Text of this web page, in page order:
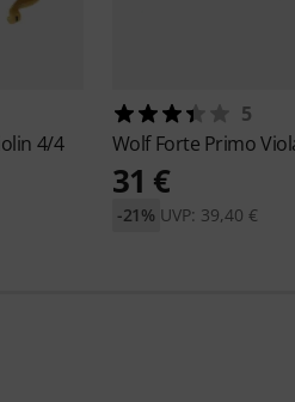
4/4
5
WolfForte Primo
31 €
UVP: 39,40 €
-21%